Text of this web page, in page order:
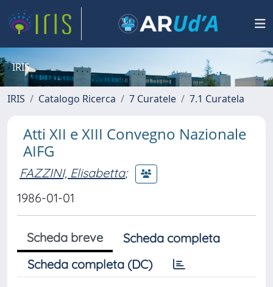
IRIS
IRIS Catalogo Ricerca 7 Curatele 7.1 Curatela
Atti XII e XIII Convegno Nazionale
AIFG
FAZZINI, Elisabetta;
1986-01-01
Scheda breve
Scheda completa
Scheda completa (DC)